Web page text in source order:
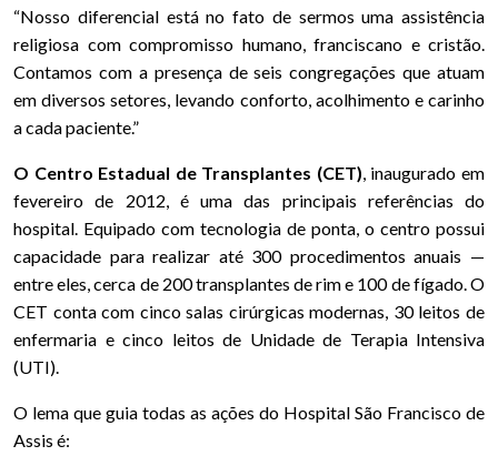
“Nosso diferencial está no fato de sermos uma assistência
religiosa com compromisso humano, franciscano e cristão.
Contamos com a presença de seis congregações que atuam
em diversos setores, levando conforto, acolhimento e carinho
a cada paciente.”
O Centro Estadual de Transplantes (CET), inaugurado em
fevereiro de 2012, é uma das principais referências do
hospital. Equipado com tecnologia de ponta, o centro possui
capacidade para realizar até 300 procedimentos anuais —
entre eles, cerca de 200 transplantes de rim e 100 de fígado. O
CET conta com cinco salas cirúrgicas modernas, 30 leitos de
enfermaria e cinco leitos de Unidade de Terapia Intensiva
(UTI).
O lema que guia todas as ações do Hospital São Francisco de
Assis é: